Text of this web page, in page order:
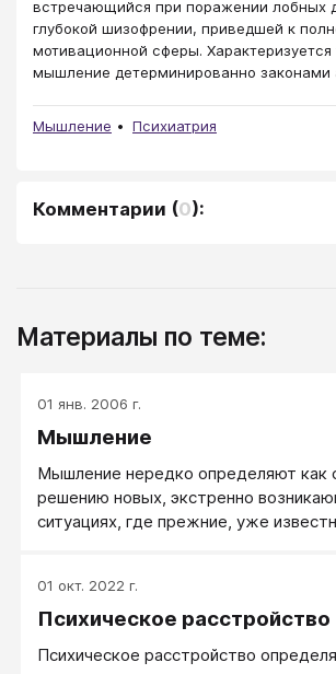
встречающийся при поражении лобных
глубокой шизофрении, приведшей к
мотивационной сферы. Характеризуется
мышление детерминированно законами
Мышление Психиатрия
Комментарии (0):
Материалы по теме:
01 янв. 2006 г.
Мышление
Мышление нередко определяют как
решению новых, экстренно
ситуациях, где прежние, уже
справляться с такими задачами, но
что если кто-то не нашел
отсутствовало. В своих простейших
01 окт. 2022 г.
Психическое расстройство
Психическое расстройство